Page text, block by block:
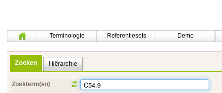
Terminologie Referentiesets Demo
Zoeken Hiërarchie
Zoekterm(en)